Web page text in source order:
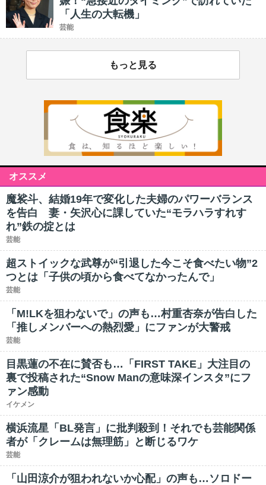
「人生の大転機」
芸能
もっと見る
オススメ
魔裟斗、結婚19年で変化した夫婦のパワーバランス
を告白 妻・矢沢心に課していた“モラハラすれす
れ”鉄の掟とは
芸能
超ストイックな武尊が“引退した今こそ食べたい物”2
つとは「子供の頃から食べてなかったんで」
芸能
「M!LKを狙わないで」の声も…村重杏奈が告白した
「推しメンバーへの熱烈愛」にファンが大警戒
芸能
目黒蓮の不在に賛否も…「FIRST TAKE」大注目の
裏で投稿された“Snow Manの意味深インスタ”にフ
ァン感動
イケメン
横浜流星「BL発言」に批判殺到！それでも芸能関係
者が「クレームは無理筋」と断じるワケ
芸能
「山田涼介が狙われないか心配」の声も…ソロドー